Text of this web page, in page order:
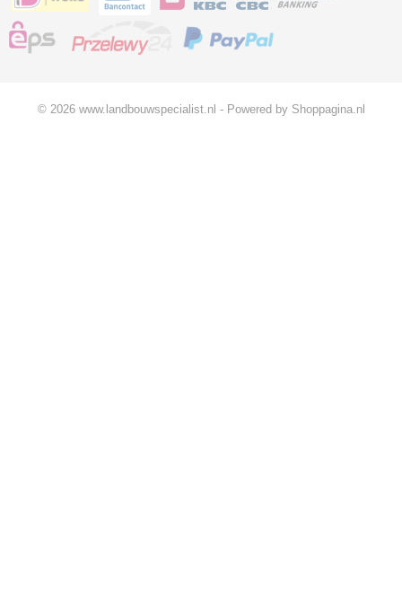
© 2026 www.landbouwspecialist.nl - Powered by Shoppagina.nl